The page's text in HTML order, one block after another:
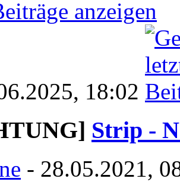
anzeigen
18:02
Strip -
- 28.05.2021,